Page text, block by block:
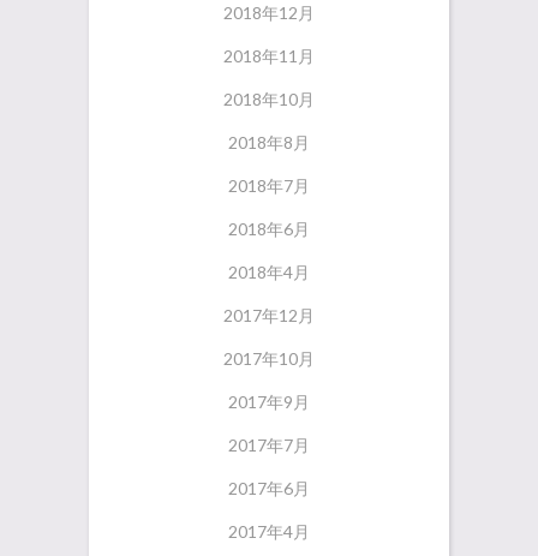
2018年12月
2018年11月
2018年10月
2018年8月
2018年7月
2018年6月
2018年4月
2017年12月
2017年10月
2017年9月
2017年7月
2017年6月
2017年4月